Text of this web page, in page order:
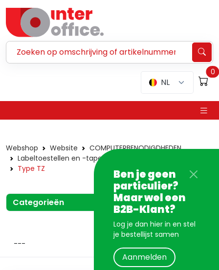
NL
0
Ben je geen
particulier?
Maar wel een
B2B-Klant?
Log je dan hier in en stel
je bestellijst samen
Aanmelden
Webshop Website
COMPUTERBENODIGDHEDEN
Labeltoestellen en -tapes
Type TZ
Categorieën